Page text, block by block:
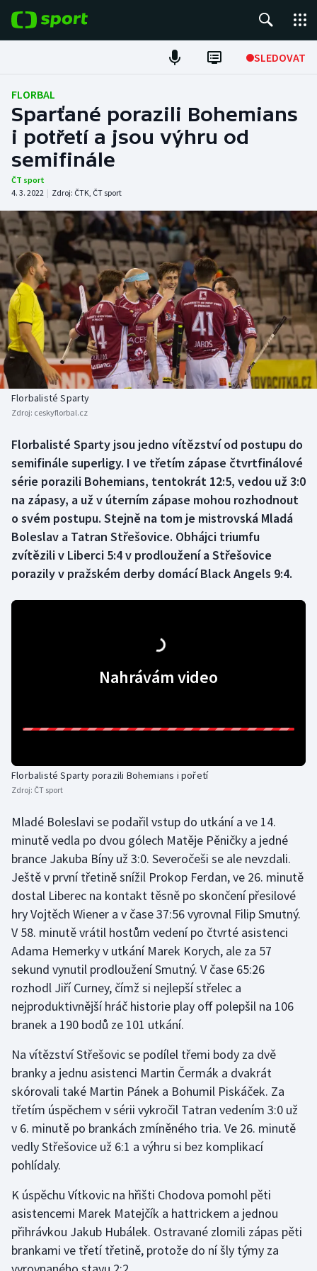
SLEDOVAT
Fotbal
Hokej
Tenis
Atletika
Cyklistika
DALŠÍ SPORTY
Americký fotbal
Baseball a softbal
Basketbal
Biatlon
Box
Curling
Dostihy
Florbal
Futsal
Judo
Lezení
Lyže a snowboard
Moderní pětiboj
Motorsport
Olympijské hry
Parasport
Plážový volejbal
Ragby
Rychlobruslení
Short track
Sportovní střelba
NEPŘEHLÉDNĚTE
Soutěže
Historické návraty
Aplikace ČT sport
FLORBAL
Sparťané porazili Bohemians
i potřetí a jsou výhru od
semifinále
ČT sport
4. 3. 2022 | Zdroj: ČTK, ČT sport
Florbalisté Sparty
Zdroj: ceskyflorbal.cz
Florbalisté Sparty jsou jedno vítězství od postupu do
semifinále superligy. I ve třetím zápase čtvrtfinálové
série porazili Bohemians, tentokrát 12:5, vedou už 3:0
na zápasy, a už v úterním zápase mohou rozhodnout
o svém postupu. Stejně na tom je mistrovská Mladá
Boleslav a Tatran Střešovice. Obhájci triumfu
zvítězili v Liberci 5:4 v prodloužení a Střešovice
porazily v pražském derby domácí Black Angels 9:4.
Nahrávám video
Florbalisté Sparty porazili Bohemians i pořetí
Zdroj: ČT sport
Mladé Boleslavi se podařil vstup do utkání a ve 14.
minutě vedla po dvou gólech Matěje Pěničky a jedné
brance Jakuba Bíny už 3:0. Severočeši se ale nevzdali.
Ještě v první třetině snížil Prokop Ferdan, ve 26. minutě
dostal Liberec na kontakt těsně po skončení přesilové
hry Vojtěch Wiener a v čase 37:56 vyrovnal Filip Smutný.
V 58. minutě vrátil hostům vedení po čtvrté asistenci
Adama Hemerky v utkání Marek Korych, ale za 57
sekund vynutil prodloužení Smutný. V čase 65:26
rozhodl Jiří Curney, čímž si nejlepší střelec a
nejproduktivnější hráč historie play off polepšil na 106
branek a 190 bodů ze 101 utkání.
Na vítězství Střešovic se podílel třemi body za dvě
branky a jednu asistenci Martin Čermák a dvakrát
skórovali také Martin Pánek a Bohumil Piskáček. Za
třetím úspěchem v sérii vykročil Tatran vedením 3:0 už
v 6. minutě po brankách zmíněného tria. Ve 26. minutě
vedly Střešovice už 6:1 a výhru si bez komplikací
pohlídaly.
K úspěchu Vítkovic na hřišti Chodova pomohl pěti
asistencemi Marek Matejčík a hattrickem a jednou
přihrávkou Jakub Hubálek. Ostravané zlomili zápas pěti
brankami ve třetí třetině, protože do ní šly týmy za